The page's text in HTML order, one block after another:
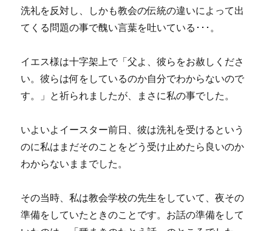
洗礼を反対し、しかも教会の伝統の違いによって出
てくる問題の事で醜い言葉を吐いている･･･。
イエス様は十字架上で「父よ、彼らをお赦しくださ
い。彼らは何をしているのか自分でわからないので
す。」と祈られましたが、まさに私の事でした。
いよいよイースター前日、彼は洗礼を受けるという
のに私はまだそのことをどう受け止めたら良いのか
わからないままでした。
その当時、私は教会学校の先生をしていて、夜その
準備をしていたときのことです。お話の準備をして